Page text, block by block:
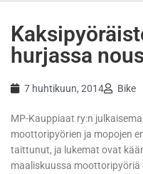
hurjassa
7 huhtikuun, 2014 Bike
MP-Kauppiaat ry:n
moottoripyörien ja mopojen
taittunut, ja lukemat ovat
maaliskuussa moottoripyöriä